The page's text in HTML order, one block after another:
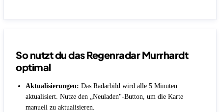
So nutzt du das Regenradar Murrhardt
optimal
Aktualisierungen: Das Radarbild wird alle 5 Minuten
aktualisiert. Nutze den „Neuladen"-Button, um die Karte
manuell zu aktualisieren.